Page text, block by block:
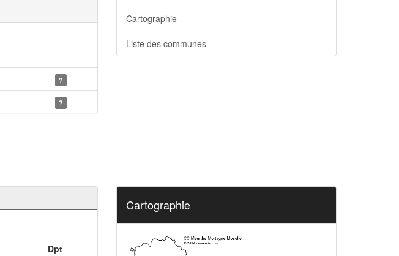
?
?
Cartographie
Liste des communes
Dpt
Cartographie